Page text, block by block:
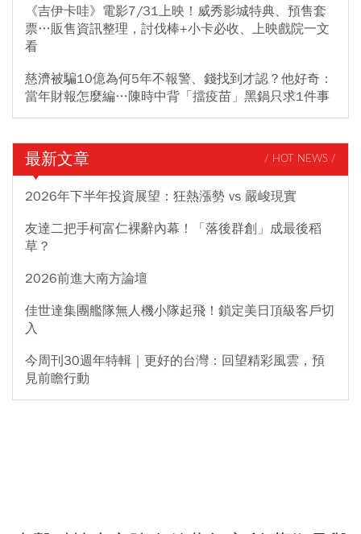
《吉伊卡哇》電影7/31上映！威秀影城特典、預售套
票…販售資訊整理，討伐棒+小卡必收、上映戲院一文
看
慈濟被騙10億為何5年不報警、錢找到才認？他好奇：
當年財報怎麼編…陳時中背「擋疫苗」黑鍋只求1件事
最新文章 / HOT NEWS /
2026年下半年投資展望：狂熱漲勢 vs 嚴峻現實
友達二把手柯富仁裸辭內幕！「落後群創」成最後稻
草？
2026前進大南方論壇
佳世達集團艦隊無人機小隊起飛！鎖定美日頂級客戶切
入
今周刊30週年特輯｜更好的台灣：回望精彩風雲，預
見前瞻行動